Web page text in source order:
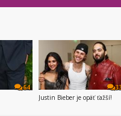
64
Justin Bieber je opäť ťažší!